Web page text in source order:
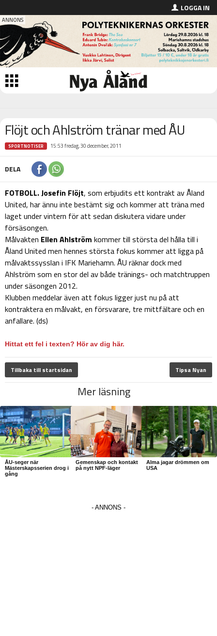
LOGGA IN
Flöjt och Ahlström tränar med ÅU
SPORTNOTISER 15:53 fredag, 30 december, 2011
DELA
FOTBOLL.Josefin Flöjt, som erbjudits ett kontrakt av Åland
United, har ännu inte bestämt sig och kommer att träna med
laget under vintern för att sedan diskutera vidare under
försäsongen.
Målvakten Ellen Ahlström kommer till största del hålla till i
Åland United men hennes största fokus kommer att ligga på
målvaktssysslan i IFK Mariehamn. ÅU räknar dock med
Ahlström som en stor del av både tränings- och matchtruppen
under säsongen 2012.
Klubben meddelar även att fokus ligger just nu på att
kontraktera en målvakt, en försvarare, tre mittfältare och en
anfallare. (ds)
Hittat ett fel i texten? Hör av dig här.
Tillbaka till startsidan Tipsa Nyan
Mer läsning
ÅU-seger när
Mästerskapsserien drog i
gång
Gemenskap och kontakt
på nytt NPF-läger
Alma jagar drömmen om
USA